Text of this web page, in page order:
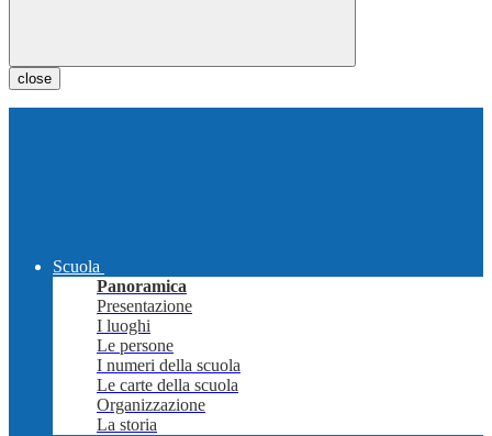
close
Scuola
Panoramica
Presentazione
I luoghi
Le persone
I numeri della scuola
Le carte della scuola
Organizzazione
La storia